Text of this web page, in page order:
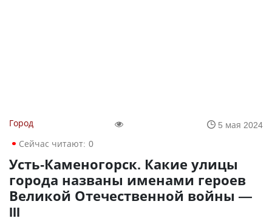
Город
5 мая 2024
Сейчас читают: 0
Усть-Каменогорск. Какие улицы
города названы именами героев
Великой Отечественной войны —
III